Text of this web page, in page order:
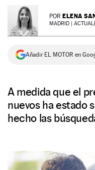
NEWSLETTER POR ELENA
MADRID |
Añadir EL MOTOR en
A medida que el
nuevos ha estado
hecho las